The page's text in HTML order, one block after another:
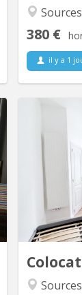
Sources
380 €
il y a 1
Sources
Belle
louer
Donat à
parquet au